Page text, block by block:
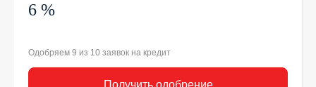
6 %
Одобряем 9 из 10 заявок на кредит
Получить одобрение